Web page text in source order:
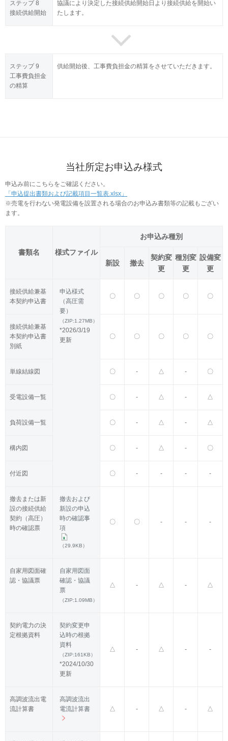
ステップ 8
接続供給開始
協議により決定した接続供給開始日より接続供給を開始い
たします。
ステップ 9
工事費負担金
の精算
供給開始後、工事費負担金の精算をさせていただきます。
当社所定お申込み様式
申込み前にこちらをご確認ください。
「申込提出書類および記載項目一覧表.xlsx」
※売電を行わない発電設備を設置される場合のお申込み書類等の記載もござい
ます。
書類名 様式ファイル
お申込み種別
新設 撤去
契約変
更
種別変
更
設備変
更
接続供給兼基
本契約申込書
申込様式
（高圧需
要）
（ZIP:1.27MB）
*2026/3/19
更新
〇 〇 〇 〇 〇
接続供給兼基
本契約申込書
別紙
〇 〇 〇 〇 〇
単線結線図 〇 - △ - 〇
受電設備一覧 〇 - △ - △
負荷設備一覧 〇 - △ - △
構内図 〇 - △ - 〇
付近図 〇 - - - -
撤去または新
設の接続供給
契約（高圧）
時の確認票
撤去および
新設の申込
時の確認事
項
（29.9KB）
〇 〇 - - -
自家用図面確
認・協議票
自家用図面
確認・協議
票
（ZIP:1.09MB）
△ - △ - △
契約電力の決
定根拠資料
契約変更申
込時の根拠
資料
（ZIP:161KB）
*2024/10/30
更新
△ - △ - -
高調波流出電
流計算書
高調波流出
電流計算書
△ - △ - △